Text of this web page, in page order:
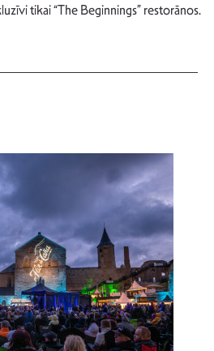
tikai “The Beginnings” restorānos.